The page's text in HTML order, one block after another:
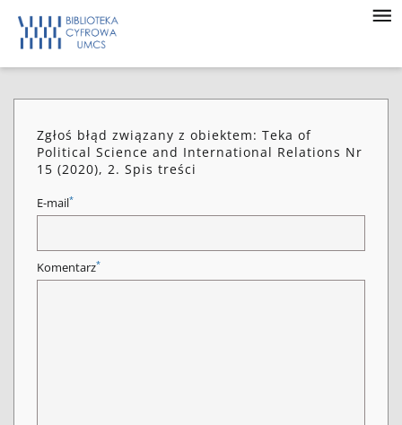
Zgłoś błąd związany z obiektem: Teka of
Political Science and International Relations Nr
15 (2020), 2. Spis treści
E-mail*
Komentarz*